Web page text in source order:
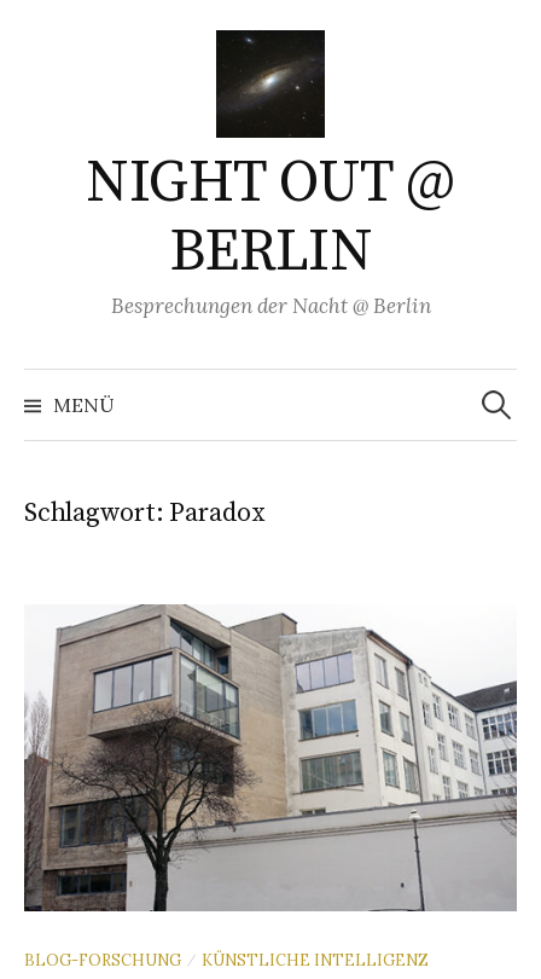
NIGHT OUT @
BERLIN
Besprechungen der Nacht @ Berlin
MENÜ
Suchen
nach:
Schlagwort: Paradox
BLOG-FORSCHUNG / KÜNSTLICHE INTELLIGENZ